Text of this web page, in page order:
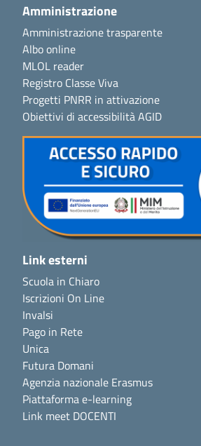
Amministrazione
Amministrazione trasparente
Albo online
MLOL reader
Registro Classe Viva
Progetti PNRR in attivazione
Obiettivi di accessibilità AGID
Link esterni
Scuola in Chiaro
Iscrizioni On Line
Invalsi
Pago in Rete
Unica
Futura Domani
Agenzia nazionale Erasmus
Piattaforma e-learning
Link meet DOCENTI